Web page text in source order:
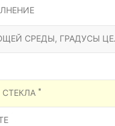
СРЕДЫ, ГРАДУСЫ
*